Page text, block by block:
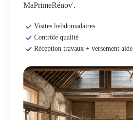
MaPrimeRénov'.
Visites hebdomadaires
Contrôle qualité
Réception travaux + versement aide